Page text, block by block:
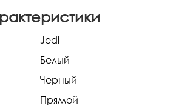
Jedi
Белый
Черный
Прямой